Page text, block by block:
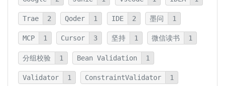
Trae 2 Qoder 1 IDE 2 墨问 1
MCP 1 Cursor 3 坚持 1 微信读书 1
分组校验 1 Bean Validation 1
Validator 1 ConstraintValidator 1